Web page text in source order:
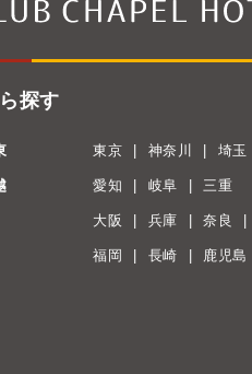
探す
東京 神奈川 埼玉
愛知 岐阜 三重
大阪 兵庫 奈良
福岡 長崎 鹿児島